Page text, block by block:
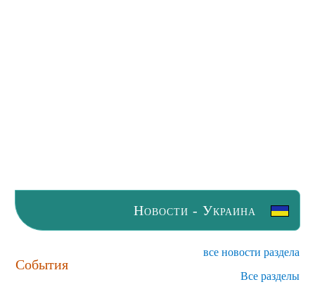
Новости - Украина
События
все новости раздела
Все разделы